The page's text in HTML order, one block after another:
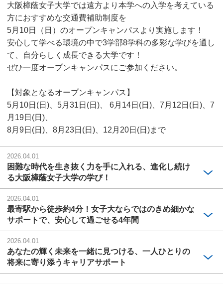
大阪樟蔭女子大学では遠方より本学への入学を考えている
方におすすめな交通費補助制度を
5月10日（日）のオープンキャンパスより実施します！
安心して学べる環境の中で3学部8学科の多彩な学びを通し
て、自分らしく成長できる大学です！
ぜひ一度オープンキャンパスにご参加ください。
【対象となるオープンキャンパス】
5月10日(日)、5月31日(日)、 6月14日(日)、7月12日(日)、7
月19日(日)、
8月9日(日)、8月23日(日)、12月20日(日)まで
2026.04.01
困難な時代を生き抜く力を手に入れる、進化し続け
る大阪樟蔭女子大学の学び！
2026.04.01
最寄駅から徒歩約4分！女子大ならではのきめ細かな
サポートで、安心して過ごせる4年間
2026.04.01
あなたの輝く未来を一緒に見つける、一人ひとりの
将来に寄り添うキャリアサポート